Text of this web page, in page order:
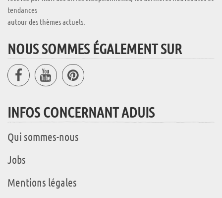
tendances
autour des thèmes actuels.
NOUS SOMMES ÉGALEMENT SUR
INFOS CONCERNANT ADUIS
Qui sommes-nous
Jobs
Mentions légales